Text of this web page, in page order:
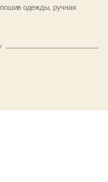
ручной
пошив одежды, ручная